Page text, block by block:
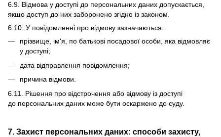
6.9. Відмова у доступі до персональних даних допускається,
якщо доступ до них заборонено згідно із законом.
6.10. У повідомленні про відмову зазначаються:
прізвище, ім'я, по батькові посадової особи, яка відмовляє
у доступі;
дата відправлення повідомлення;
причина відмови.
6.11. Рішення про відстрочення або відмову із доступі
до персональних даних може бути оскаржено до суду.
7. Захист персональних даних: способи захисту,